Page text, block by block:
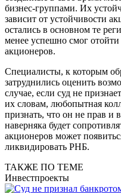
бизнес-группами. Их
зависит от устойчивости
остались в основном те
менее успешно смог
акционеров.
Специалисты, к которым
затруднились оценить
случае, если суд не
их словам, любопытная
признать, что он не прав и
наверняка будет
акционеров может
ликвидировать РНБ.
ТАКЖЕ ПО ТЕМЕ
Инвестпроекты